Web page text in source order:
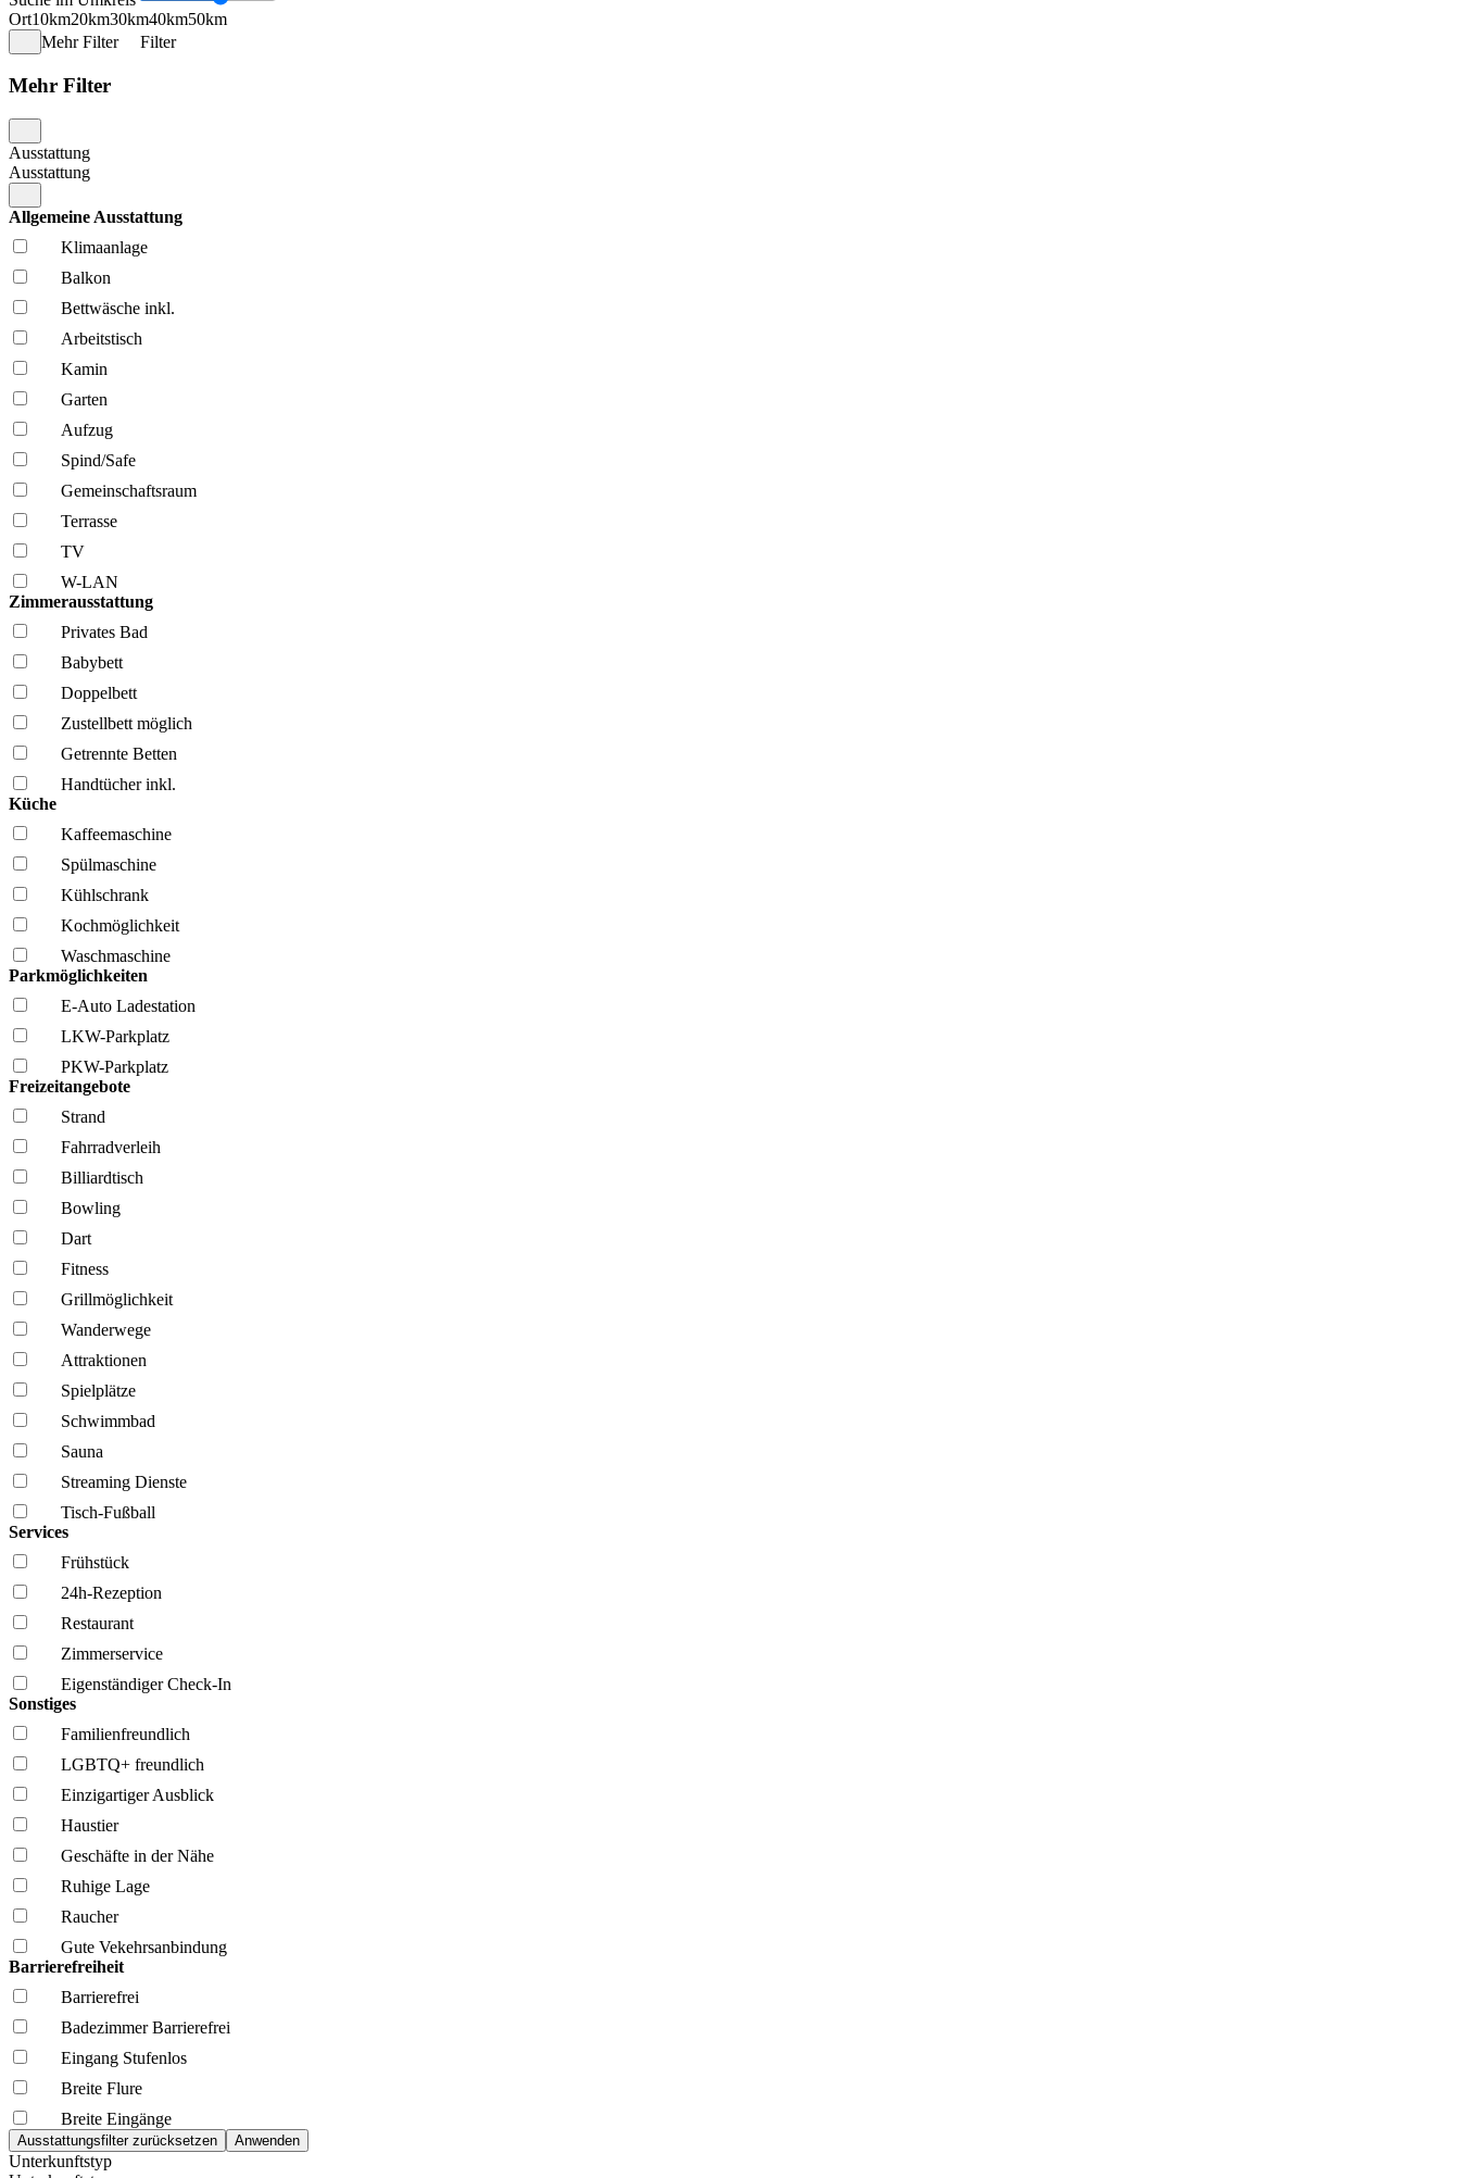
Ort10km20km30km40km50km
Mehr Filter
Filter
Mehr Filter
Ausstattung
Ausstattung
Allgemeine Ausstattung
Klima­anlage
Balkon
Bettwäsche inkl.
Arbeitstisch
Kamin
Garten
Aufzug
Spind/Safe
Gemeinschafts­raum
Terrasse
TV
W-LAN
Zimmerausstattung
Privates Bad
Babybett
Doppelbett
Zustellbett möglich
Getrennte Betten
Handtücher inkl.
Küche
Kaffee­maschine
Spül­maschine
Kühl­schrank
Kochmöglich­keit
Wasch­maschine
Parkmöglichkeiten
E-Auto Ladestation
LKW-Parkplatz
PKW-Parkplatz
Freizeitangebote
Strand
Fahrrad­verleih
Billiardtisch
Bowling
Dart
Fitness
Grillmöglich­keit
Wanderwege
Attraktionen
Spielplätze
Schwimmbad
Sauna
Streaming Dienste
Tisch-Fußball
Services
Frühstück
24h-Rezeption
Restaurant
Zimmerservice
Eigenständiger Check-In
Sonstiges
Familien­freundlich
LGBTQ+ freundlich
Einzigartiger Ausblick
Haustier
Geschäfte in der Nähe
Ruhige Lage
Raucher
Gute Vekehrsanbindung
Barrierefreiheit
Barrierefrei
Badezimmer Barrierefrei
Eingang Stufenlos
Breite Flure
Breite Eingänge
Unterkunftstyp